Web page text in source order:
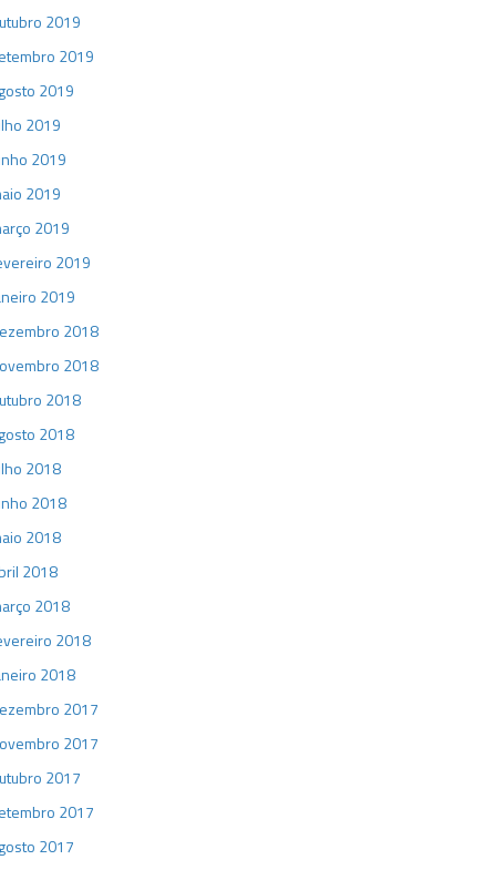
2019
2019
2019
2019
2019
2019
2019
2019
2019
2018
2018
2018
2018
2018
2018
2018
2018
2018
2018
2018
2017
2017
2017
2017
2017